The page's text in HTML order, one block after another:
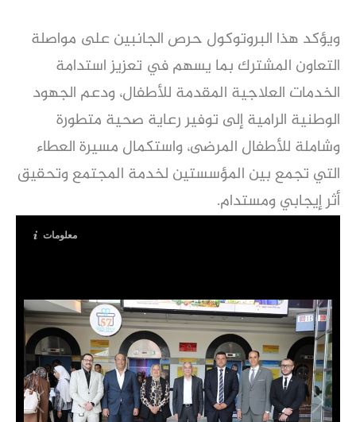
ويؤكد هذا البروتوكول حرص الجانبين على مواصلة
التعاون المشترك بما يسهم في تعزيز استدامة
الخدمات العلاجية المقدمة للأطفال، ودعم الجهود
الوطنية الرامية إلى توفير رعاية صحية متطورة
وشاملة للأطفال المرضى، واستكمال مسيرة العطاء
التي تجمع بين المؤسستين لخدمة المجتمع وتحقيق
أثر إيجابي ومستدام.
معلومات